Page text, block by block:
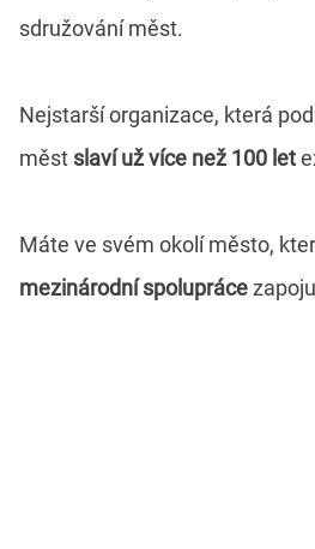
sdružování měst.
Nejstarší organizace, která
měst slaví už více než 100 let
Máte ve svém okolí město,
mezinárodní spolupráce